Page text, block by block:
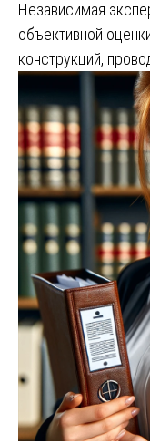
Независимая
объективной
конструкций,